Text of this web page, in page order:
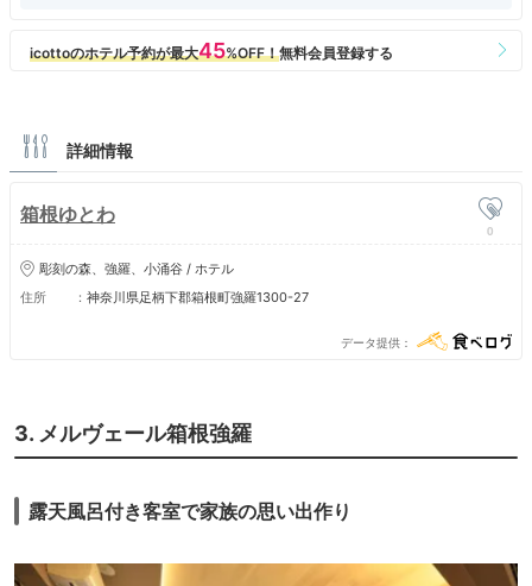
詳細情報
箱根ゆとわ
0
彫刻の森、強羅、小涌谷 / ホテル
住所
神奈川県足柄下郡箱根町強羅1300-27
データ提供
3. メルヴェール箱根強羅
露天風呂付き客室で家族の思い出作り